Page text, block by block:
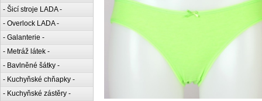
- Šicí stroje LADA -
- Overlock LADA -
- Galanterie -
- Metráž látek -
- Bavlněné šátky -
- Kuchyňské chňapky -
- Kuchyňské zástěry -